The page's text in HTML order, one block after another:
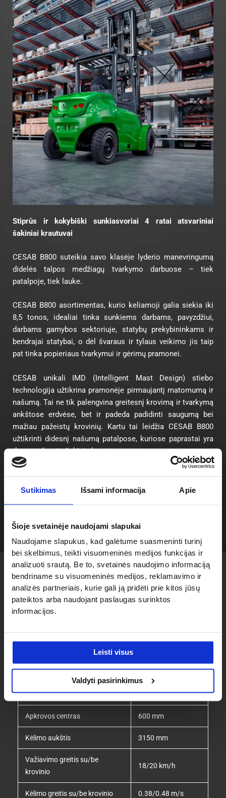
Sutikimas Išsami informacija Apie
Šioje svetainėje naudojami slapukai
Naudojame slapukus, kad galėtume suasmeninti turinį
bei skelbimus, teikti visuomeninės medijos funkcijas ir
analizuoti srautą. Be to, svetainės naudojimo informaciją
bendriname su visuomeninės medijos, reklamavimo ir
analizės partneriais, kurie gali ją pridėti prie kitos jūsų
pateiktos arba naudojant paslaugas surinktos
informacijos.
Leisti visus
Valdyti pasirinkimus
Stiprūs ir kokybiški sunkiasvoriai 4 ratai atsvariniai
šakiniai krautuvai
CESAB B800 suteikia savo klasėje lyderio manevringumą
didelės talpos medžiagų tvarkymo darbuose – tiek
patalpoje, tiek lauke.
CESAB B800 asortimentas, kurio keliamoji galia siekia iki
8,5 tonos, idealiai tinka sunkiems darbams, pavyzdžiui,
darbams gamybos sektoriuje, statybų prekybininkams ir
bendrajai statybai, o dėl švaraus ir tylaus veikimo jis taip
pat tinka popieriaus tvarkymui ir gėrimų pramonei.
CESAB unikali IMD (Intelligent Mast Design) stiebo
technologija užtikrina pramonėje pirmaujantį matomumą ir
našumą. Tai ne tik palengvina greitesnį krovimą ir tvarkymą
ankštose erdvėse, bet ir padeda padidinti saugumą bei
mažiau pažeistų krovinių. Kartu tai leidžia CESAB B800
užtikrinti didesnį našumą patalpose, kuriose paprastai yra
daug mažesnis šakinis krautuvas.
Visapusiškai nepriekaištingą CESAB B800 serijos našumą
papildo aukščiausia surinkimo kokybė ir patikimumas.
Specifikacijos
B860
Valdymas Sėdint
Galios šaltinis Elektrinis
Apkrovos centras 600 mm
Kėlimo aukštis 3150 mm
Važiavimo greitis su/be
krovinio
18/20 km/h
Kėlimo greitis su/be krovinio 0.38/0.48 m/s